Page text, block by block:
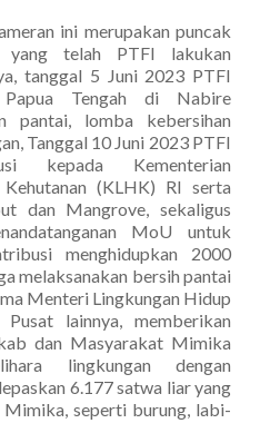
ini merupakan puncak
telah PTFI lakukan
tanggal 5 Juni 2023 PTFI
Papua Tengah di Nabire
pantai, lomba kebersihan
Tanggal 10 Juni 2023 PTFI
kepada Kementerian
(KLHK) RI serta
dan Mangrove, sekaligus
MoU untuk
menghidupkan 2000
melaksanakan bersih pantai
Menteri Lingkungan Hidup
lainnya, memberikan
dan Masyarakat Mimika
lingkungan dengan
6.177 satwa liar yang
seperti burung, labi-